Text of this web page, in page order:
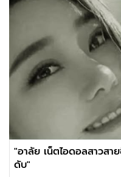
"อาลัย เน็ตไอดอลสาวส
ดับ"